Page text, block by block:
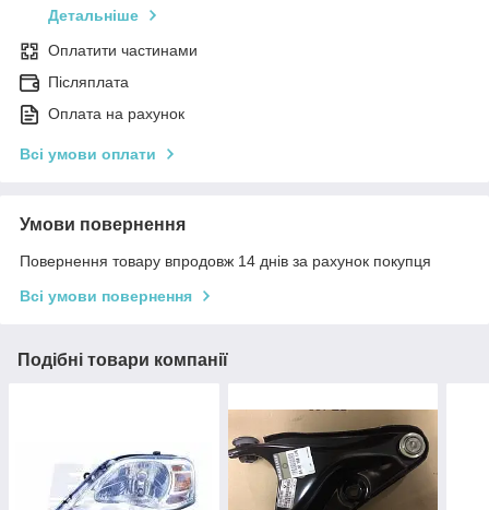
Детальніше
Оплатити частинами
Післяплата
Оплата на рахунок
Всі умови оплати
Умови повернення
Повернення товару впродовж 14 днів за рахунок покупця
Всі умови повернення
Подібні товари компанії